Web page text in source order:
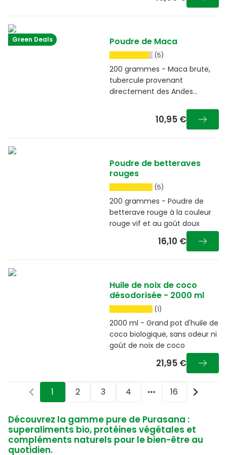
Green Deals Poudre de Maca
(5)
200 grammes - Maca brute,
tubercule provenant
directement des Andes
10,95 €
Poudre de betteraves
rouges
(5)
200 grammes - Poudre de
betterave rouge à la couleur
rouge vif et au goût doux
16,10 €
Huile de noix de coco
désodorisée - 2000 ml
(1)
2000 ml - Grand pot d'huile de
coco biologique, sans odeur ni
goût de noix de coco
21,95 €
1 2 3 4
More pages
16
Découvrez la gamme pure de Purasana :
superaliments bio, protéines végétales et
compléments naturels pour le bien-être au
quotidien.